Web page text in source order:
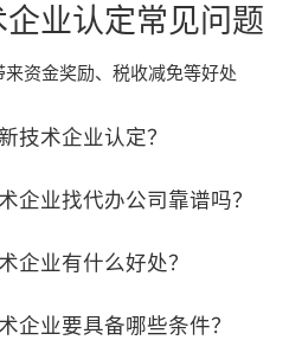
业认定常见问题
资金奖励、税收减免等好处
技术企业认定？
企业找代办公司靠谱吗？
企业有什么好处？
企业要具备哪些条件？